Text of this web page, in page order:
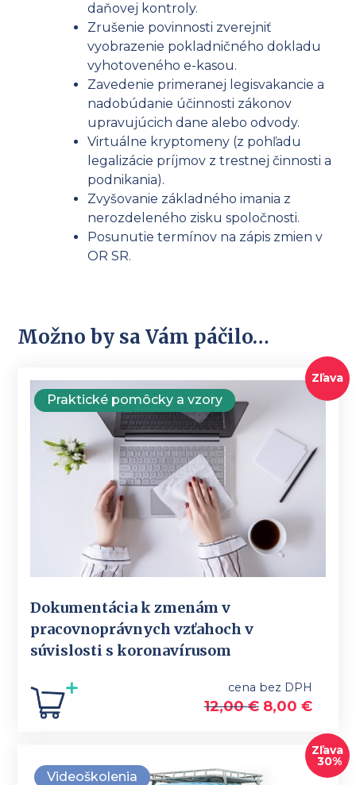
daňovej kontroly.
Zrušenie povinnosti zverejniť
vyobrazenie pokladničného dokladu
vyhotoveného e-kasou.
Zavedenie primeranej legisvakancie a
nadobúdanie účinnosti zákonov
upravujúcich dane alebo odvody.
Virtuálne kryptomeny (z pohľadu
legalizácie príjmov z trestnej činnosti a
podnikania).
Zvyšovanie základného imania z
nerozdeleného zisku spoločnosti.
Posunutie termínov na zápis zmien v
OR SR.
Možno by sa Vám páčilo…
Praktické pomôcky a vzory
Zľava
Dokumentácia k zmenám v
pracovnoprávnych vzťahoch v
súvislosti s koronavírusom
cena bez DPH
12,00€ Original
12,00 €.
8,00 €
is:
8,00
Videoškolenia
Zľava
30%